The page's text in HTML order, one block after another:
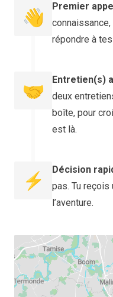
👋 Premier
répondre à
🤝 Entretien(s)
deux
boîte, pour
est là.
⚡ Décision
pas. Tu
l’aventure.